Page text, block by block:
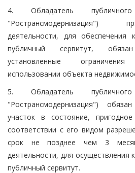
4. Обладатель
"Ространсмодернизация")
деятельности, для обеспечения
публичный сервитут,
установленные
использовании объекта
5. Обладатель
"Ространсмодернизация")
участок в состояние,
соответствии с его видом
срок не позднее чем 3
деятельности, для осуществления
публичный сервитут.